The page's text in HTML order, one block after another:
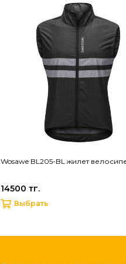
Wosawe BL205-BL жилет
14500 тг.
Выбрать